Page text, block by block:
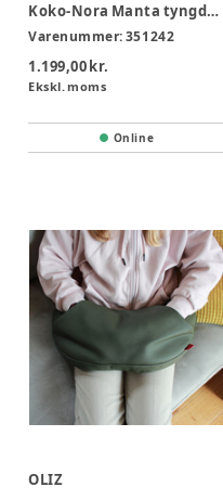
Koko-Nora Manta tyngdetæppe stor 2,9 kg 2,5 år +
Varenummer:351242
1.199,00 kr.
Ekskl. moms
Online
OLIZ